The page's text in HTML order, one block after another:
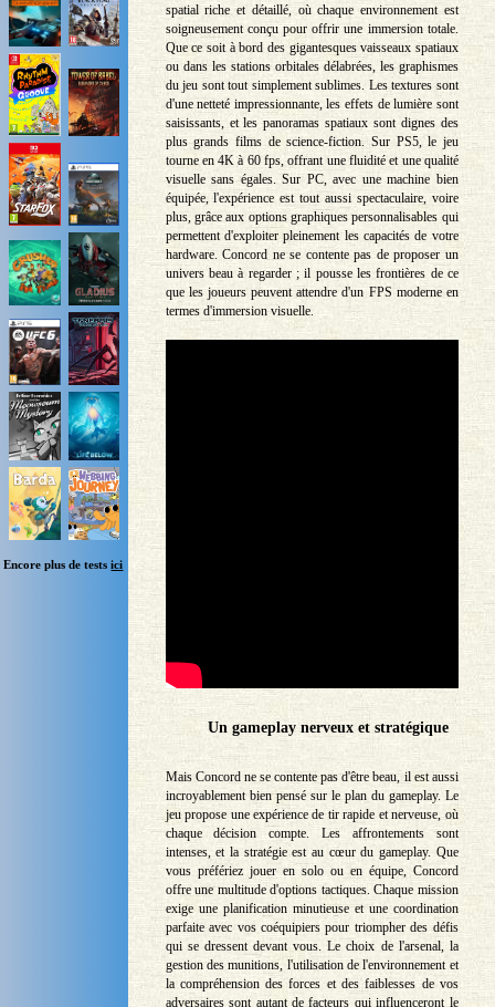
Encore plus de testsici
spatial riche et détaillé, où chaque environnement est
soigneusement conçu pour offrir une immersion totale.
Que ce soit à bord des gigantesques vaisseaux spatiaux
ou dans les stations orbitales délabrées, les graphismes
du jeu sont tout simplement sublimes. Les textures sont
d'une netteté impressionnante, les effets de lumière sont
saisissants, et les panoramas spatiaux sont dignes des
plus grands films de science-fiction. Sur PS5, le jeu
tourne en 4K à 60 fps, offrant une fluidité et une qualité
visuelle sans égales. Sur PC, avec une machine bien
équipée, l'expérience est tout aussi spectaculaire, voire
plus, grâce aux options graphiques personnalisables qui
permettent d'exploiter pleinement les capacités de votre
hardware. Concord ne se contente pas de proposer un
univers beau à regarder ; il pousse les frontières de ce
que les joueurs peuvent attendre d'un FPS moderne en
termes d'immersion visuelle.
Un gameplay nerveux et stratégique
Mais Concord ne se contente pas d'être beau, il est aussi
incroyablement bien pensé sur le plan du gameplay. Le
jeu propose une expérience de tir rapide et nerveuse, où
chaque décision compte. Les affrontements sont
intenses, et la stratégie est au cœur du gameplay. Que
vous préfériez jouer en solo ou en équipe, Concord
offre une multitude d'options tactiques. Chaque mission
exige une planification minutieuse et une coordination
parfaite avec vos coéquipiers pour triompher des défis
qui se dressent devant vous. Le choix de l'arsenal, la
gestion des munitions, l'utilisation de l'environnement et
la compréhension des forces et des faiblesses de vos
adversaires sont autant de facteurs qui influenceront le